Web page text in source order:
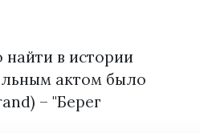
в истории
актом было
– "Берег